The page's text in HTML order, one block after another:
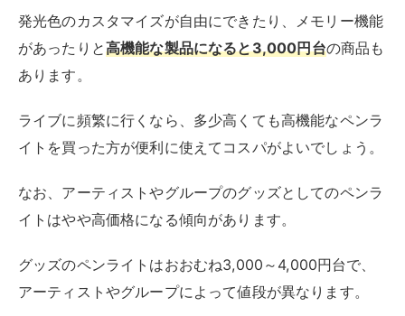
発光色のカスタマイズが自由にできたり、メモリー機能
があったりと高機能な製品になると3,000円台の商品も
あります。
ライブに頻繁に行くなら、多少高くても高機能なペンラ
イトを買った方が便利に使えてコスパがよいでしょう。
なお、アーティストやグループのグッズとしてのペンラ
イトはやや高価格になる傾向があります。
グッズのペンライトはおおむね3,000～4,000円台で、
アーティストやグループによって値段が異なります。